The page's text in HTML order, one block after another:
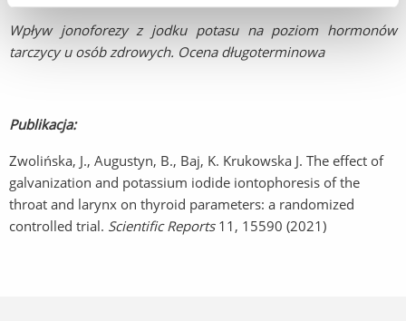
Wpływ jonoforezy z jodku potasu na poziom hormonów
tarczycy u osób zdrowych. Ocena długoterminowa
Publikacja:
Zwolińska, J., Augustyn, B., Baj, K. Krukowska J. The effect of
galvanization and potassium iodide iontophoresis of the
throat and larynx on thyroid parameters: a randomized
controlled trial. Scientific Reports 11, 15590 (2021)